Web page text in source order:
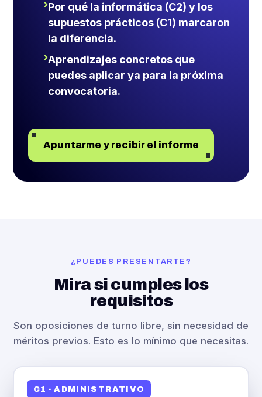
Por qué la informática (C2) y los
supuestos prácticos (C1) marcaron
la diferencia.
Aprendizajes concretos que
puedes aplicar ya para la próxima
convocatoria.
Apuntarme y recibir el informe
¿PUEDES PRESENTARTE?
Mira si cumples los
requisitos
Son oposiciones de turno libre, sin necesidad de
méritos previos. Esto es lo mínimo que necesitas.
C1 · ADMINISTRATIVO